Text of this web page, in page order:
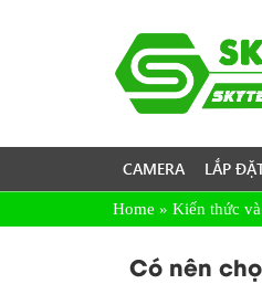
CAMERA LẮP
Home » Kiến thức
Có nên